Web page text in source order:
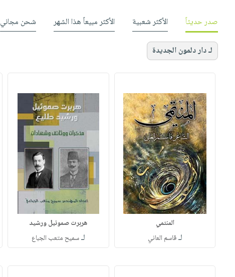
صدر حديثاً الأكثر شعبية الأكثر مبيعاً هذا الشهر شحن مجاني
لـ دار دلمون الجديدة
المنتمي
لـقاسم العاني
هربرت صموئيل ورشيد
لـسميح متعب الجباع